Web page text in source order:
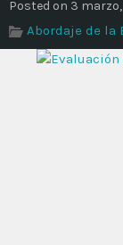
Posted on 3
Abordaje de la